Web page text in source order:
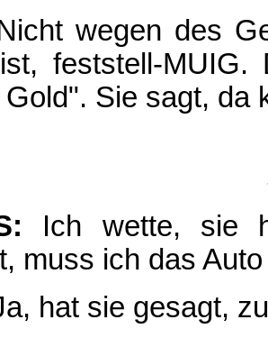
wegen des
feststell-
Sie sagt, da
Ich wette, sie
muss ich das
hat sie gesagt,